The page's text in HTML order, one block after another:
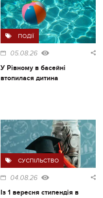
ПОДІЇ
05.08.26
У Рівному в басейні
втопилася дитина
СУСПІЛЬСТВО
04.08.26
Із 1 вересня стипендія в